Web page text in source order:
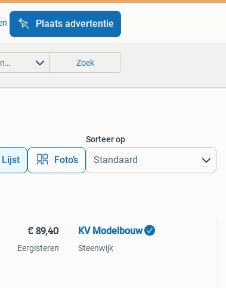
Plaats advertentie
Zoek
Lijst Foto’s
Sorteer op
€ 89,40
Eergisteren
KV Modelbouw
Steenwijk